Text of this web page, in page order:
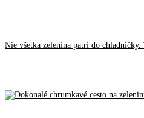
Nie všetka zelenina patrí do